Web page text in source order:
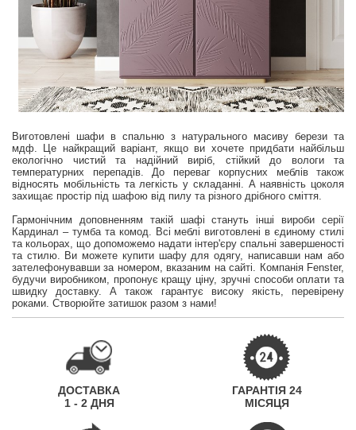
Виготовлені шафи в спальню з натурального масиву берези та
мдф. Це найкращий варіант, якщо ви хочете придбати найбільш
екологічно чистий та надійний виріб, стійкий до вологи та
температурних перепадів. До переваг корпусних меблів також
відносять мобільність та легкість у складанні. А наявність цоколя
захищає простір під шафою від пилу та різного дрібного сміття.
Гармонічним доповненням такій шафі стануть інші вироби серії
Кардинал – тумба та комод. Всі меблі виготовлені в єдиному стилі
та кольорах, що допоможемо надати інтер'єру спальні завершеності
та стилю. Ви можете купити шафу для одягу, написавши нам або
зателефонувавши за номером, вказаним на сайті. Компанія Fenster,
будучи виробником, пропонує кращу ціну, зручні способи оплати та
швидку доставку. А також гарантує високу якість, перевірену
роками. Створюйте затишок разом з нами!
ДОСТАВКА
1 - 2 ДНЯ
ГАРАНТІЯ 24
МІСЯЦЯ